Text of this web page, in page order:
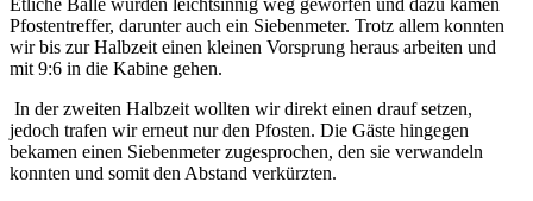
Pfostentreffer, darunter auch ein Siebenmeter. Trotz allem konnten
wir bis zur Halbzeit einen kleinen Vorsprung heraus arbeiten und
mit 9:6 in die Kabine gehen.
In der zweiten Halbzeit wollten wir direkt einen drauf setzen,
jedoch trafen wir erneut nur den Pfosten. Die Gäste hingegen
bekamen einen Siebenmeter zugesprochen, den sie verwandeln
konnten und somit den Abstand verkürzten.